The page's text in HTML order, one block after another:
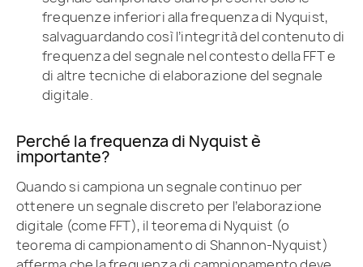
frequenze inferiori alla frequenza di Nyquist,
salvaguardando così l’integrità del contenuto di
frequenza del segnale nel contesto della FFT e
di altre tecniche di elaborazione del segnale
digitale.
Perché la frequenza di Nyquist è
importante?
Quando si campiona un segnale continuo per
ottenere un segnale discreto per l’elaborazione
digitale (come FFT), il teorema di Nyquist (o
teorema di campionamento di Shannon-Nyquist)